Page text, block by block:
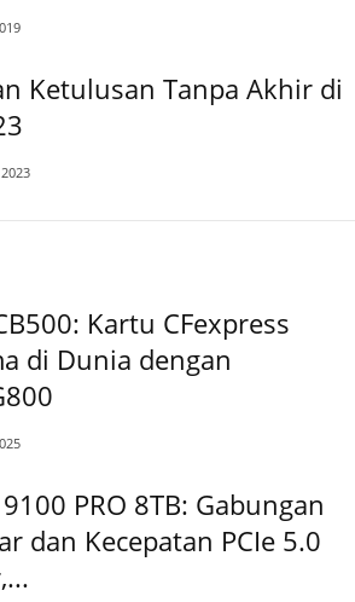
Ketulusan Tanpa Akhir di
Kartu CFexpress
di Dunia dengan
PRO 8TB: Gabungan
dan Kecepatan PCIe 5.0